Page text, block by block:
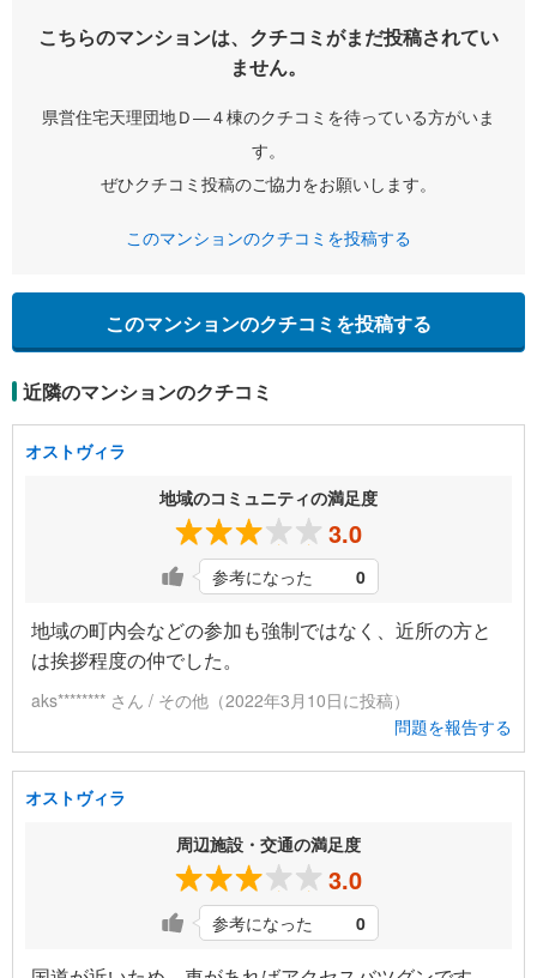
こちらのマンションは、クチコミがまだ投稿されてい
ません。
県営住宅天理団地Ｄ―４棟のクチコミを待っている方がいま
す。
ぜひクチコミ投稿のご協力をお願いします。
このマンションのクチコミを投稿する
このマンションのクチコミを投稿する
近隣のマンションのクチコミ
オストヴィラ
地域のコミュニティの満足度
3.0
参考になった 0
地域の町内会などの参加も強制ではなく、近所の方と
は挨拶程度の仲でした。
aks******** さん / その他（2022年3月10日に投稿）
問題を報告する
オストヴィラ
周辺施設・交通の満足度
3.0
参考になった 0